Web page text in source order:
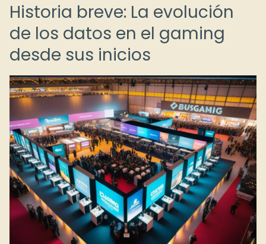
Historia breve: La evolución
de los datos en el gaming
desde sus inicios